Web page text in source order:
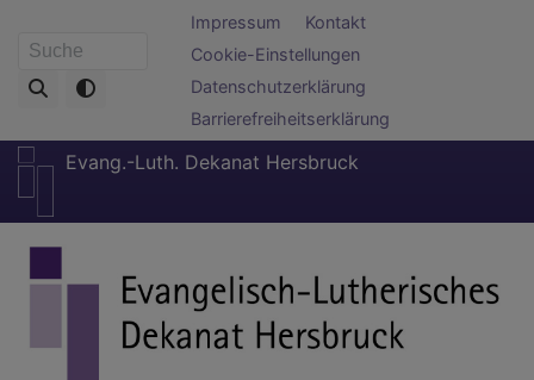
zum
Suche
Fußbereichsmenü
Impressum
Kontakt
Cookie-Einstellungen
Datenschutzerklärung
Barrierefreiheitserklärung
Evang.-Luth. Dekanat Hersbruck